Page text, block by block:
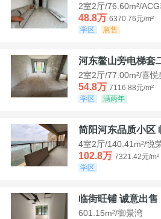
2室2厅/76.60m²/
48.8万 6370.76元/m²
学区
急售
河东鳌山旁电梯套
2室2厅/77.00m²/喜悦
54.8万 7116.88元/m²
学区
满两年
简阳河东品质小区
4室2厅/140.41m²/悦
102.8万 7321.42元/m²
学区
临街旺铺 诚意出售
601.15m²/御景湾